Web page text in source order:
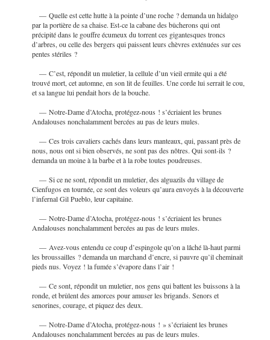
— Quelle est cette hutte à la pointe d’une roche ? demanda un hidalgo
par la portière de sa chaise. Est-ce la cabane des bûcherons qui ont
précipité dans le gouffre écumeux du torrent ces gigantesques troncs
d’arbres, ou celle des bergers qui paissent leurs chèvres exténuées sur ces
pentes stériles ?
— C’est, répondit un muletier, la cellule d’un vieil ermite qui a été
trouvé mort, cet automne, en son lit de feuilles. Une corde lui serrait le cou,
et sa langue lui pendait hors de la bouche.
— Notre-Dame d’Atocha, protégez-nous ! s’écriaient les brunes
Andalouses nonchalamment bercées au pas de leurs mules.
— Ces trois cavaliers cachés dans leurs manteaux, qui, passant près de
nous, nous ont si bien observés, ne sont pas des nôtres. Qui sont-ils ?
demanda un moine à la barbe et à la robe toutes poudreuses.
— Si ce ne sont, répondit un muletier, des alguazils du village de
Cienfugos en tournée, ce sont des voleurs qu’aura envoyés à la découverte
l’infernal Gil Pueblo, leur capitaine.
— Notre-Dame d’Atocha, protégez-nous ! s’écriaient les brunes
Andalouses nonchalamment bercées au pas de leurs mules.
— Avez-vous entendu ce coup d’espingole qu’on a lâché là-haut parmi
les broussailles ? demanda un marchand d’encre, si pauvre qu’il cheminait
pieds nus. Voyez ! la fumée s’évapore dans l’air !
— Ce sont, répondit un muletier, nos gens qui battent les buissons à la
ronde, et brûlent des amorces pour amuser les brigands. Senors et
senorines, courage, et piquez des deux.
— Notre-Dame d’Atocha, protégez-nous ! » s’écriaient les brunes
Andalouses nonchalamment bercées au pas de leurs mules.